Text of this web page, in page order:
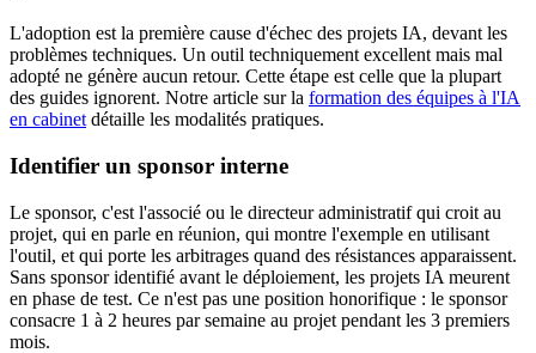
L'adoption est la première cause d'échec des projets IA, devant les
problèmes techniques. Un outil techniquement excellent mais mal
adopté ne génère aucun retour. Cette étape est celle que la plupart
des guides ignorent. Notre article sur la formation des équipes à l'IA
en cabinet détaille les modalités pratiques.
Identifier un sponsor interne
Le sponsor, c'est l'associé ou le directeur administratif qui croit au
projet, qui en parle en réunion, qui montre l'exemple en utilisant
l'outil, et qui porte les arbitrages quand des résistances apparaissent.
Sans sponsor identifié avant le déploiement, les projets IA meurent
en phase de test. Ce n'est pas une position honorifique : le sponsor
consacre 1 à 2 heures par semaine au projet pendant les 3 premiers
mois.